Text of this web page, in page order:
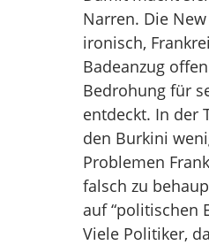
Narren. Die
ironisch,
Badeanzug
Bedrohung für
entdeckt. In der
den Burkini
Problemen
falsch zu
auf “politischen
Viele Politiker,